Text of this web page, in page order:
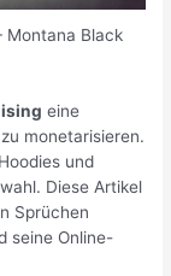
Montana Black
eine
monetarisieren.
und
Diese Artikel
Sprüchen
seine Online-